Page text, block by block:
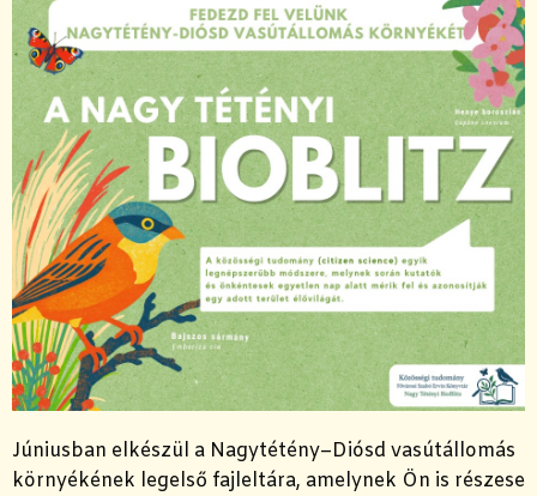
Júniusban elkészül a Nagytétény–Diósd vasútállomás
környékének legelső fajleltára, amelynek Ön is részese